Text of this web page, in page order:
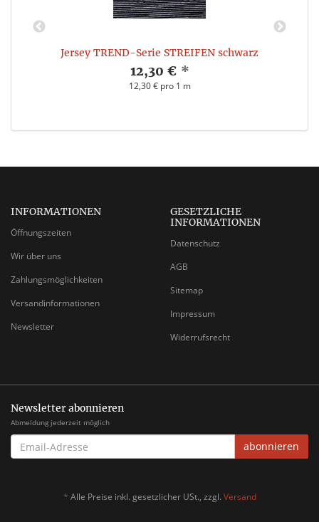
Jersey TREND-Serie STREIFEN schwarz
12,30 € *
12,30 € pro 1 m
INFORMATIONEN
Öffnungszeiten
Wir über uns
Zahlungsmöglichkeiten
Versandinformationen
Newsletter
GESETZLICHE
INFORMATIONEN
Datenschutz
AGB
Sitemap
Impressum
Widerrufsrecht
Newsletter abonnieren
Abmeldung jederzeit möglich
EMAIL-
ADRESSE
abonnieren
* Alle Preise inkl. gesetzlicher USt., zzgl. Versand